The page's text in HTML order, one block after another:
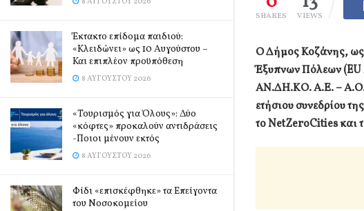
Έκτακτο επίδομα παιδιού:
«Κλειδώνει» ως 10 Αυγούστου –
Και επιπλέον προϋπόθεση
8 ΑΥΓΟΎΣΤΟΥ 2026
«Τουρισμός για Όλους»: Δύο
«κόφτες» προκαλούν αντιδράσεις
-Ποιοι μένουν εκτός
8 ΑΥΓΟΎΣΤΟΥ 2026
Φίδι «επισκέφθηκε» τα Επείγοντα
του Νοσοκομείου
SHARES VIEWS
Ο Δήμος Κοζάνης, ως
Έξυπνων Πόλεων
ΑΝ.ΔΗ.ΚΟ. Α.Ε. –
ετήσιου συνεδρίου
το NetZeroCities και